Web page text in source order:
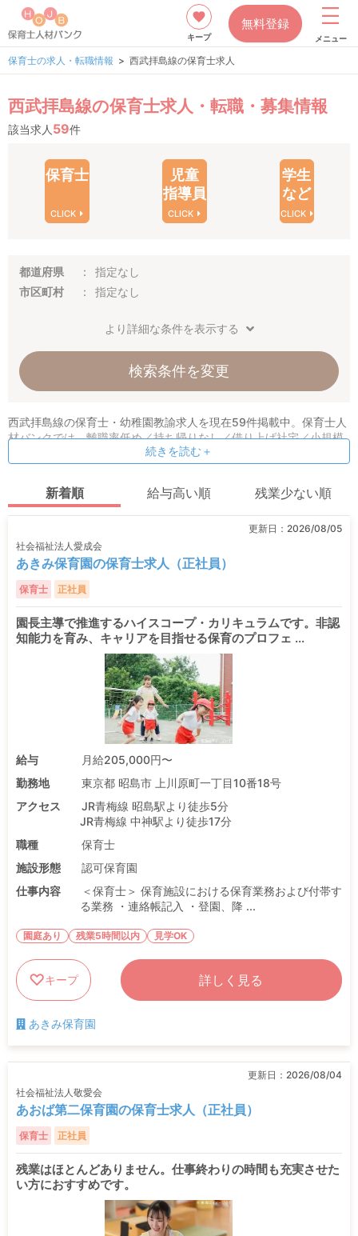
キープ
無料登録
メニュー
保育士の求人・転職情報 西武拝島線の保育士求人
西武拝島線の保育士求人・転職・募集情報
該当求人 59件
保育士
CLICK
児童
指導員
CLICK
学生
など
CLICK
都道府県
指定なし
市区町村
指定なし
より詳細な条件を表示する
検索条件を変更
続きを読む＋
西武拝島線の保育士・幼稚園教諭求人を現在59件掲載中。保育士人
材バンクでは、離職率低め／持ち帰りなし／借り上げ社宅／小規模
園などの条件指定検索も可能！ 保育理念や求める人物像など、オリ
ジナル情報も公開しています。
新着順 給与高い順 残業少ない順
更新日： 2026/08/05
社会福祉法人愛成会
あきみ保育園の保育士求人（正社員）
保育士 正社員
園長主導で推進するハイスコープ・カリキュラムです。非認
知能力を育み、キャリアを目指せる保育のプロフェ ...
給与
月給205,000円〜
勤務地
東京都 昭島市 上川原町一丁目10番18号
アクセス
JR青梅線 昭島駅より徒歩5分
JR青梅線 中神駅より徒歩17分
職種
保育士
施設形態
認可保育園
仕事内容
＜保育士＞ 保育施設における保育業務および付帯す
る業務 ・連絡帳記入 ・登園、降 ...
園庭あり 残業5時間以内 見学OK
キープ 詳しく見る
あきみ保育園
更新日： 2026/08/04
社会福祉法人敬愛会
あおば第二保育園の保育士求人（正社員）
保育士 正社員
残業はほとんどありません。仕事終わりの時間も充実させた
い方におすすめです。